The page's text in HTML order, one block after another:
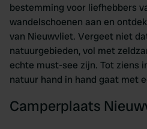
bestemming voor liefhebbers
wandelschoenen aan en
van Nieuwvliet. Vergeet niet
natuurgebieden, vol met
echte must-see zijn. Tot ziens
natuur hand in hand gaat met
Camperplaats